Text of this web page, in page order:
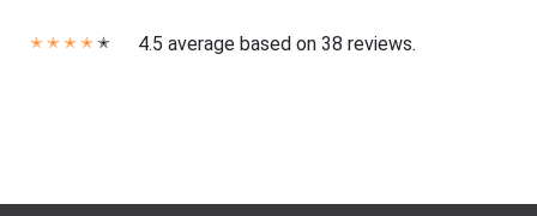
✭ ✭ ✭ ✭ ✭ 4.5 average based on 38 reviews.